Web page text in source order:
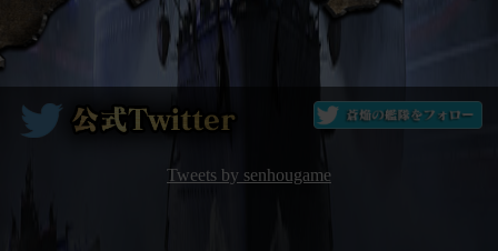
Tweets by senhougame